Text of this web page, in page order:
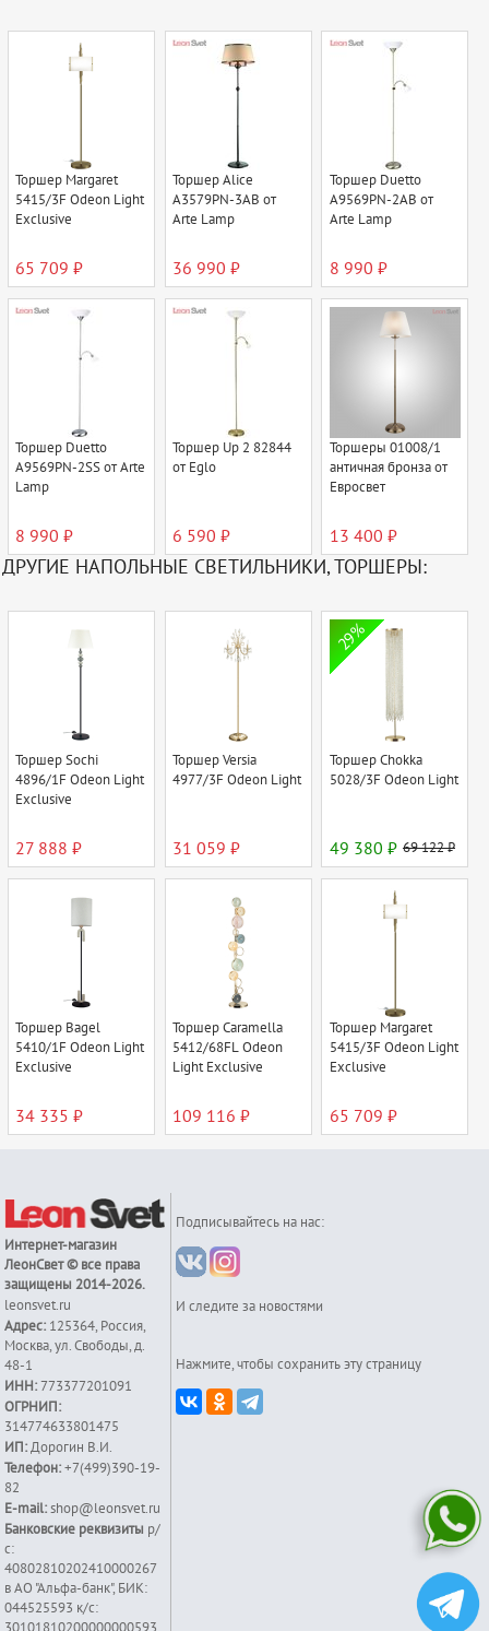
Торшер Margaret
5415/3F Odeon Light
Exclusive
65 709 ₽
Торшер Alice
A3579PN-3AB от
Arte Lamp
36 990 ₽
Торшер Duetto
A9569PN-2AB от
Arte Lamp
8 990 ₽
Торшер Duetto
A9569PN-2SS от Arte
Lamp
8 990 ₽
Торшер Up 2 82844
от Eglo
6 590 ₽
Торшеры 01008/1
античная бронза от
Евросвет
13 400 ₽
ДРУГИЕ НАПОЛЬНЫЕ СВЕТИЛЬНИКИ, ТОРШЕРЫ:
Торшер Sochi
4896/1F Odeon Light
Exclusive
27 888 ₽
Торшер Versia
4977/3F Odeon Light
31 059 ₽
29%
Торшер Chokka
5028/3F Odeon Light
49 380 ₽ 69 122 ₽
Торшер Bagel
5410/1F Odeon Light
Exclusive
34 335 ₽
Торшер Caramella
5412/68FL Odeon
Light Exclusive
109 116 ₽
Торшер Margaret
5415/3F Odeon Light
Exclusive
65 709 ₽
Интернет-магазин
ЛеонСвет© все права
защищены 2014-2026.
leonsvet.ru
Адрес: 125364,Россия,
Москва,ул. Свободы, д.
48-1
ИНН:773377201091
ОГРНИП:
314774633801475
ИП:Дорогин В.И.
Телефон: +7(499)390-19-
82
E-mail: shop@leonsvet.ru
Банковские реквизиты р/
с:
40802810202410000267
в АО "Альфа-банк", БИК:
044525593 к/c:
Подписывайтесь на нас:
И следите за новостями
Нажмите, чтобы сохранить эту страницу